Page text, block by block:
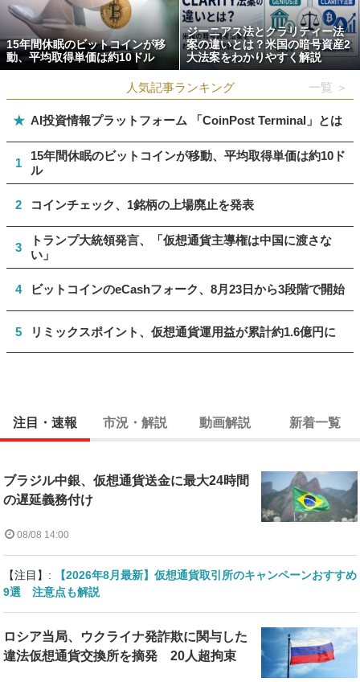
15年間休眠のビットコインが移
動、平均取得単価は約10ドル
ジーニアス法とクラリティー法
案の違いとは？米国の暗号資産2
大法案をわかりやすく解説
人気記事ランキング 一覧 ＞
★ AI投資情報プラットフォーム 「CoinPost Terminal」とは
1
15年間休眠のビットコインが移動、平均取得単価は約10ド
ル
2 コインチェック、1銘柄の上場廃止を発表
3
トランプ大統領発言、「仮想通貨主導権は中国に渡さな
い」
4 ビットコインのeCashフォーク、8月23日から3段階で開始
5 リミックスポイント、仮想通貨運用益が累計約1.6億円に
注目・速報 市況・解説 動画解説 新着一覧
ブラジル中銀、仮想通貨送金に最大24時間
の遅延義務付け
08/08 14:00
【注目】:
【2026年8月最新】仮想通貨取引所のキャンペーンおすすめ
9選 注意点も解説
ロシア当局、ウクライナ発詐欺に関与した
違法仮想通貨交換所を摘発 20人超拘束